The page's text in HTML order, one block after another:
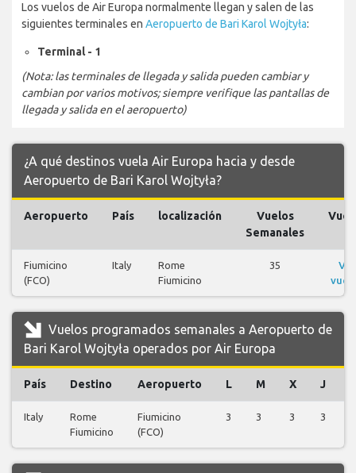
Los vuelos de Air Europa normalmente llegan y salen de las
siguientes terminales en Aeropuerto de Bari Karol Wojtyła:
Terminal - 1
(Nota: las terminales de llegada y salida pueden cambiar y
cambian por varios motivos; siempre verifique las pantallas de
llegada y salida en el aeropuerto)
¿A qué destinos vuela Air Europa hacia y desde
Aeropuerto de Bari Karol Wojtyła?
Aeropuerto País localización
Vuelos
Semanales
Fiumicino
(FCO)
Italy
Rome
Fiumicino
35
Ver
Vuelos programados semanales a Aeropuerto de
Bari Karol Wojtyła operados por Air Europa
País Destino Aeropuerto L M X J
Italy
Rome
Fiumicino
Fiumicino
(FCO)
3 3 3 3